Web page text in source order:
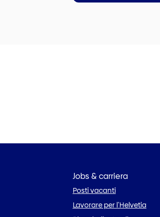
Jobs & carriera
Posti vacanti
Lavorare per l’Helvetia